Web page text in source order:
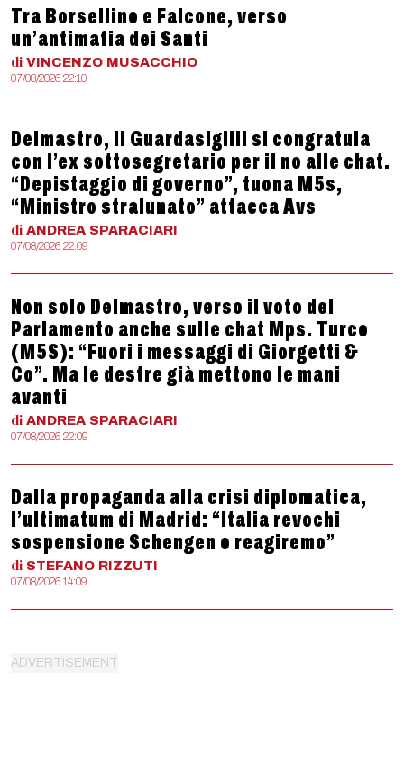
Tra Borsellino e Falcone, verso
un’antimafia dei Santi
di VINCENZO MUSACCHIO
07/08/2026 22:10
Delmastro, il Guardasigilli si congratula
con l’ex sottosegretario per il no alle chat.
“Depistaggio di governo”, tuona M5s,
“Ministro stralunato” attacca Avs
di ANDREA SPARACIARI
07/08/2026 22:09
Non solo Delmastro, verso il voto del
Parlamento anche sulle chat Mps. Turco
(M5S): “Fuori i messaggi di Giorgetti &
Co”. Ma le destre già mettono le mani
avanti
di ANDREA SPARACIARI
07/08/2026 22:09
Dalla propaganda alla crisi diplomatica,
l’ultimatum di Madrid: “Italia revochi
sospensione Schengen o reagiremo”
di STEFANO RIZZUTI
07/08/2026 14:09